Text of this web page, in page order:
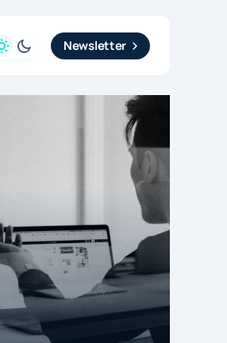
Newsletter